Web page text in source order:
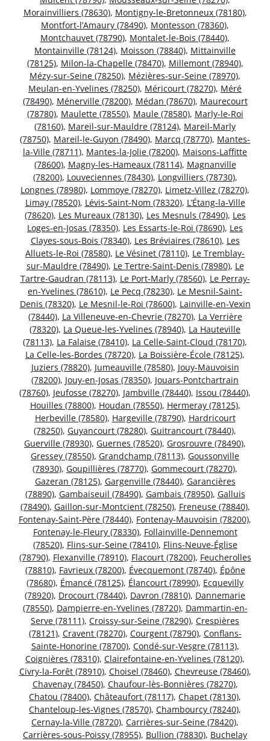
Morainvilliers (78630), Montigny-le-Bretonneux (78180),
Montfort-l’Amaury (78490), Montesson (78360),
Montchauvet (78790), Montalet-le-Bois (78440),
Montainville (78124), Moisson (78840), Mittainville
(78125), Milon-la-Chapelle (78470), Millemont (78940),
Mézy-sur-Seine (78250), Mézières-sur-Seine (78970),
Meulan-en-Yvelines (78250), Méricourt (78270), Méré
(78490), Ménerville (78200), Médan (78670), Maurecourt
(78780), Maulette (78550), Maule (78580), Marly-le-Roi
(78160), Mareil-sur-Mauldre (78124), Mareil-Marly
(78750), Mareil-le-Guyon (78490), Marcq (78770), Mantes-
la-Ville (78711), Mantes-la-Jolie (78200), Maisons-Laffitte
(78600), Magny-les-Hameaux (78114), Magnanville
(78200), Louveciennes (78430), Longvilliers (78730),
Longnes (78980), Lommoye (78270), Limetz-Villez (78270),
Limay (78520), Lévis-Saint-Nom (78320), L’Étang-la-Ville
(78620), Les Mureaux (78130), Les Mesnuls (78490), Les
Loges-en-Josas (78350), Les Essarts-le-Roi (78690), Les
Clayes-sous-Bois (78340), Les Bréviaires (78610), Les
Alluets-le-Roi (78580), Le Vésinet (78110), Le Tremblay-
sur-Mauldre (78490), Le Tertre-Saint-Denis (78980), Le
Tartre-Gaudran (78113), Le Port-Marly (78560), Le Perray-
en-Yvelines (78610), Le Pecq (78230), Le Mesnil-Saint-
Denis (78320), Le Mesnil-le-Roi (78600), Lainville-en-Vexin
(78440), La Villeneuve-en-Chevrie (78270), La Verrière
(78320), La Queue-les-Yvelines (78940), La Hauteville
(78113), La Falaise (78410), La Celle-Saint-Cloud (78170),
La Celle-les-Bordes (78720), La Boissière-École (78125),
Juziers (78820), Jumeauville (78580), Jouy-Mauvoisin
(78200), Jouy-en-Josas (78350), Jouars-Pontchartrain
(78760), Jeufosse (78270), Jambville (78440), Issou (78440),
Houilles (78800), Houdan (78550), Hermeray (78125),
Herbeville (78580), Hargeville (78790), Hardricourt
(78250), Guyancourt (78280), Guitrancourt (78440),
Guerville (78930), Guernes (78520), Grosrouvre (78490),
Gressey (78550), Grandchamp (78113), Goussonville
(78930), Goupillières (78770), Gommecourt (78270),
Gazeran (78125), Gargenville (78440), Garancières
(78890), Gambaiseuil (78490), Gambais (78950), Galluis
(78490), Gaillon-sur-Montcient (78250), Freneuse (78840),
Fontenay-Saint-Père (78440), Fontenay-Mauvoisin (78200),
Fontenay-le-Fleury (78330), Follainville-Dennemont
(78520), Flins-sur-Seine (78410), Flins-Neuve-Église
(78790), Flexanville (78910), Flacourt (78200), Feucherolles
(78810), Favrieux (78200), Évecquemont (78740), Épône
(78680), Émancé (78125), Élancourt (78990), Ecquevilly
(78920), Drocourt (78440), Davron (78810), Dannemarie
(78550), Dampierre-en-Yvelines (78720), Dammartin-en-
Serve (78111), Croissy-sur-Seine (78290), Crespières
(78121), Cravent (78270), Courgent (78790), Conflans-
Sainte-Honorine (78700), Condé-sur-Vesgre (78113),
Coignières (78310), Clairefontaine-en-Yvelines (78120),
Civry-la-Forêt (78910), Choisel (78460), Chevreuse (78460),
Chavenay (78450), Chaufour-lès-Bonnières (78270),
Chatou (78400), Châteaufort (78117), Chapet (78130),
Chanteloup-les-Vignes (78570), Chambourcy (78240),
Cernay-la-Ville (78720), Carrières-sur-Seine (78420),
Carrières-sous-Poissy (78955), Bullion (78830), Buchelay